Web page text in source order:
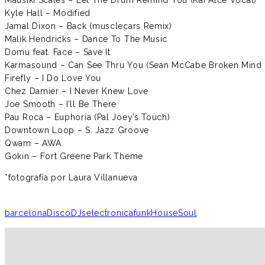
Kyle Hall – Modified
Jamal Dixon – Back (musclecars Remix)
Malik Hendricks – Dance To The Music
Domu feat. Face – Save It
Karmasound – Can See Thru You (Sean McCabe Broken Mind
Firefly – I Do Love You
Chez Damier – I Never Knew Love
Joe Smooth – I’ll Be There
Pau Roca – Euphoria (Pal Joey’s Touch)
Downtown Loop – S. Jazz Groove
Qwam – AWA
Gokin – Fort Greene Park Theme
*fotografía por Laura Villanueva
barcelonaDisco DJselectronicafunkHouseSoul